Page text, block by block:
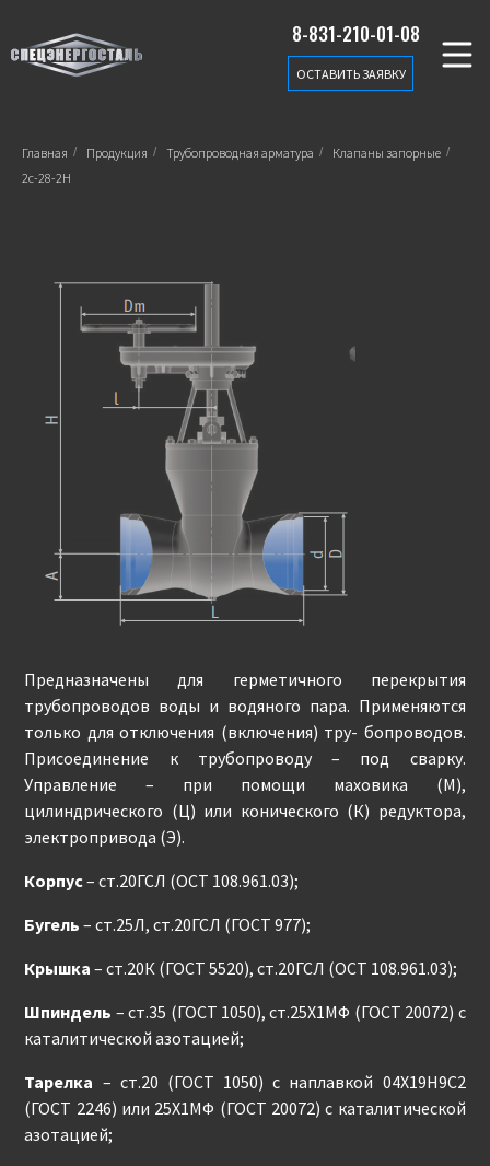
8-831-210-01-08
ОСТАВИТЬ ЗАЯВКУ
Главная / Продукция / Трубопроводная арматура / Клапаны запорные /
2с-28-2Н
Предназначены для герметичного перекрытия
трубопроводов воды и водяного пара. Применяются
только для отключения (включения) тру- бопроводов.
Присоединение к трубопроводу – под сварку.
Управление – при помощи маховика (М),
цилиндрического (Ц) или конического (К) редуктора,
электропривода (Э).
Корпус– ст.20ГСЛ (ОСТ 108.961.03);
Бугель – ст.25Л, ст.20ГСЛ (ГОСТ 977);
Крышка – ст.20К (ГОСТ 5520), ст.20ГСЛ (ОСТ 108.961.03);
Шпиндель – ст.35 (ГОСТ 1050), ст.25Х1МФ (ГОСТ 20072) с
каталитической азотацией;
Тарелка – ст.20 (ГОСТ 1050) с наплавкой 04Х19Н9С2
(ГОСТ 2246) или 25Х1МФ (ГОСТ 20072) с каталитической
азотацией;